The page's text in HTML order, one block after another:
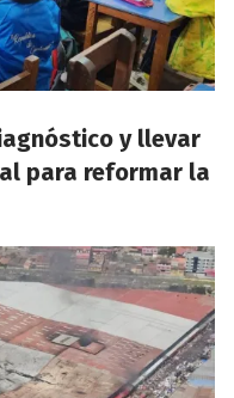
y llevar
para reformar la